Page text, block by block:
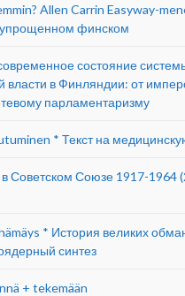
Allen Carrin Easyway-
упрощенном финском
состояние
власти в Финляндии: от
парламентаризму
* Текст на
Советском Союзе 1917-1964
* История великих
синтез
+ tekemään